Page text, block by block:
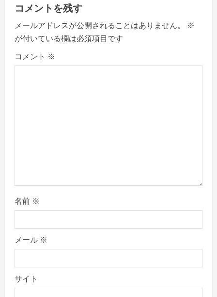
a
v
i
g
コメントを残す
メールアドレスが公開されることはありません。
※
が付いている欄は必須項目です
コメント ※
名前 ※
メール ※
サイト